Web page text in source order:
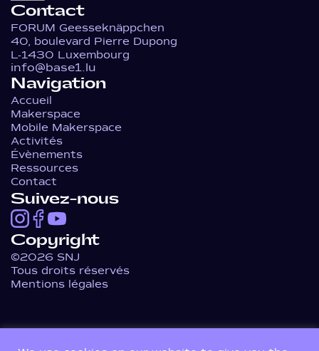
Contact
FORUM Geesseknäppchen
40, boulevard Pierre Dupong
L-1430 Luxembourg
info@base1.lu
Navigation
Accueil
Makerspace
Mobile Makerspace
Activités
Évènements
Ressources
Contact
Suivez-nous
Copyright
©2026 SNJ
Tous droits réservés
Mentions légales